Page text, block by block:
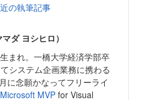
の執筆記事
ダ ヨシヒロ）
まれ。一橋大学経済学部卒
システム企画業務に携わる
に念願かなってフリーライ
Microsoft MVP for Visual